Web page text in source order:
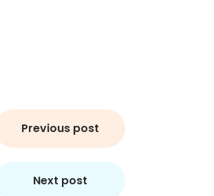
Previous post
Next post